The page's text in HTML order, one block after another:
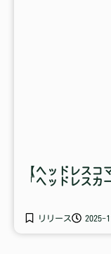
【ヘッドレスコ
「ヘッドレスカ
リリース 2025-